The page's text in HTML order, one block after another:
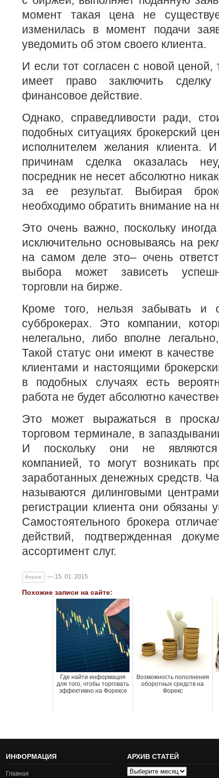
момент такая цена не
изменилась в момент подачи
уведомить об этом своего клиента.
И если тот согласен с новой ценой,
имеет право заключить
финансовое действие.
Однако, справедливости ради,
подобных ситуациях брокерский
исполнителем желания клиента.
причинам сделка оказалась
посредник не несет абсолютно
за ее результат. Выбирая
необходимо обратить внимание на
Это очень важно, поскольку
исключительно основываясь на
на самом деле это– очень
выбора может зависеть
торговли на бирже.
Кроме того, нельзя забывать и
субброкерах. Это компании,
нелегально, либо вполне
Такой статус они имеют в
клиентами и настоящими
в подобных случаях есть
работа не будет абсолютно
Это может выражаться в
торговом терминале, в
И поскольку они не являются
компанией, то могут возникать
заработанных денежных средств.
называются дилинговыми
регистрации клиента они обязаны
Самостоятельного брокера
действий, подтвержденная
ассортимент слуг.
Форекс — 15. 01. 2015
Похожие записи на сайте:
Где найти информация
для того, чтобы торговать
эффективно на Форексе
Возможность пополнения
оборотных средств на
Форекс
ИНФОРМАЦИЯ
Главная
АРХИВ СТАТЕЙ
Архив